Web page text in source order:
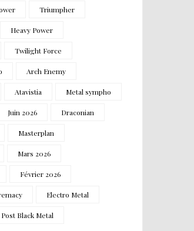
Triumpher
Heavy Power
Twilight Force
Arch Enemy
Atavistia Metal sympho
Juin 2026 Draconian
Masterplan
Mars 2026
Février 2026
Electro Metal
Post Black Metal